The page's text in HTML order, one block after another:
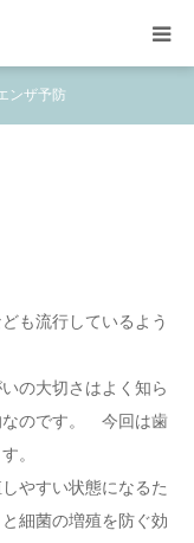
ンザ予防
も流行しているよう
の大切さはよく知ら
なのです。 今回は歯
。
やすい状態になるた
細菌の増殖を防ぐ効